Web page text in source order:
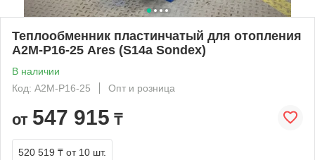
Теплообменник пластинчатый для отопления
A2M-Р16-25 Ares (S14a Sondex)
В наличии
Код: A2M-Р16-25
Опт и розница
от 547 915 ₸
520 519 ₸ от 10 шт.